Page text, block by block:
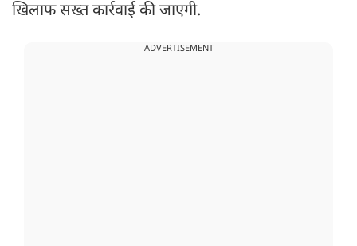
खिलाफ सख्त कार्रवाई की जाएगी.
ADVERTISEMENT